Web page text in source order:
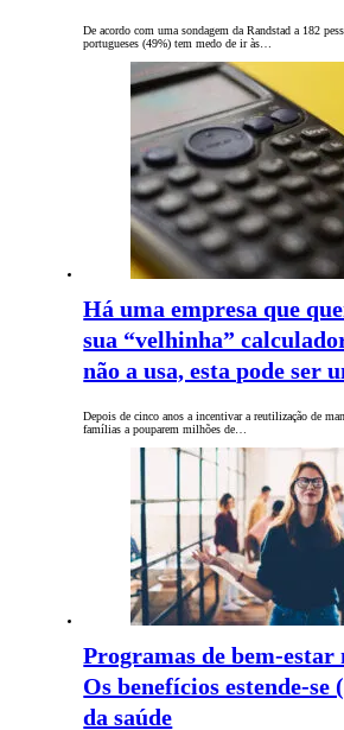
De acordo com uma sondagem da Randstad a 182
portugueses (49%) tem medo de ir às…
Há uma empresa que
sua “velhinha”
não a usa, esta pode ser
Depois de cinco anos a incentivar a reutilização de
famílias a pouparem milhões de…
Programas de bem-estar
Os benefícios estende-
da saúde